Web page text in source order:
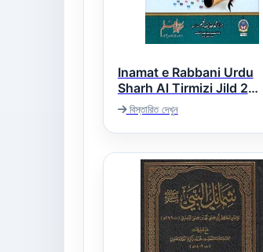
Inamat e Rabbani Urdu
Sharh Al Tirmizi Jild 2
انعامات ربانی اردو شرح سنن
الترمذی
বিস্তারিত দেখুন